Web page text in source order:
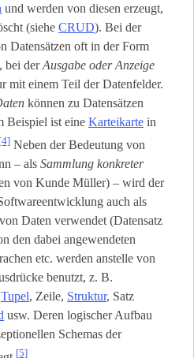
und werden von diesen erzeugt,
(siehe CRUD). Bei der
Datensätzen oft in der Form
bei derAusgabe oder Anzeige
mit einem Teil der Datenfelder.
können zu Datensätzen
Beispiel ist eine Karteikarte in
[4] Neben der Bedeutung von
– als Sammlung konkreter
von Kunde Müller) – wird der
auch als
Daten verwendet (Datensatz
den dabei angewendeten
etc. werden anstelle von
benutzt, z. B.
Tupel, Zeile, Struktur, Satz
usw. Deren logischer Aufbau
Schemas der
[5]